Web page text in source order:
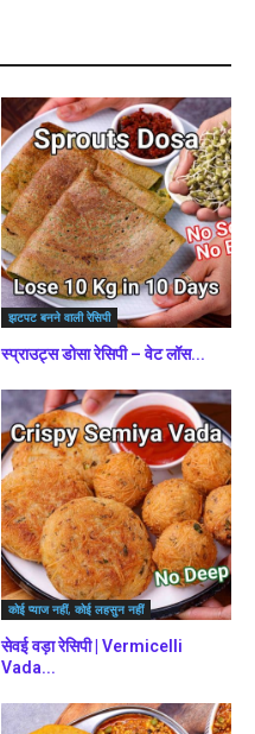
झटपट बनने वाली रेसिपी
स्प्राउट्स डोसा रेसिपी – वेट लॉस...
कोई प्याज नहीं, कोई लहसुन नहीं
सेवई वड़ा रेसिपी | Vermicelli
Vada...